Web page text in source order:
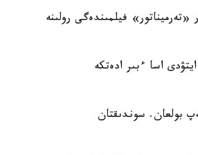
«تەرميناتور» فيلمىندەگى رولىنە
اسا ءبىر ادەتكە
بولعان. سوندىقتان